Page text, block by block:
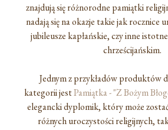
znajdują się różnorodne pamiątki
nadają się na okazje takie jak rocznice
jubileusze kapłańskie, czy inne
chrześcijańskim.
Jednym z przykładów produktów
kategorii jestPamiątka - "Z Bożym
elegancki dyplomik, który może
różnych uroczystości religijnych,